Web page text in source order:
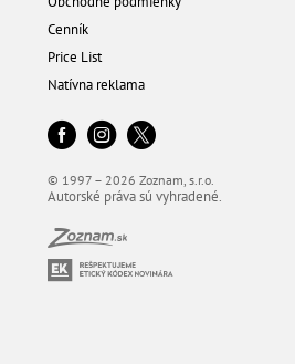
Cenník
Price List
Natívna reklama
© 1997 – 2026 Zoznam, s.r.o.
Autorské práva sú vyhradené.